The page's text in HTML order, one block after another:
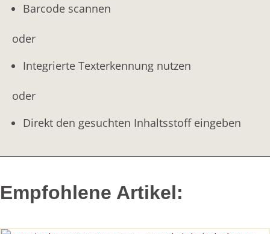
Barcode scannen
oder
Integrierte Texterkennung nutzen
oder
Direkt den gesuchten Inhaltsstoff eingeben
Empfohlene Artikel: